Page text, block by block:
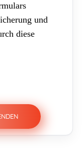
und
diese